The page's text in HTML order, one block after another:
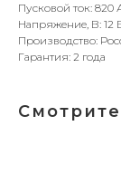
Пусковой ток: 820
Напряжение, В: 12
Производство:
Гарантия: 2 года